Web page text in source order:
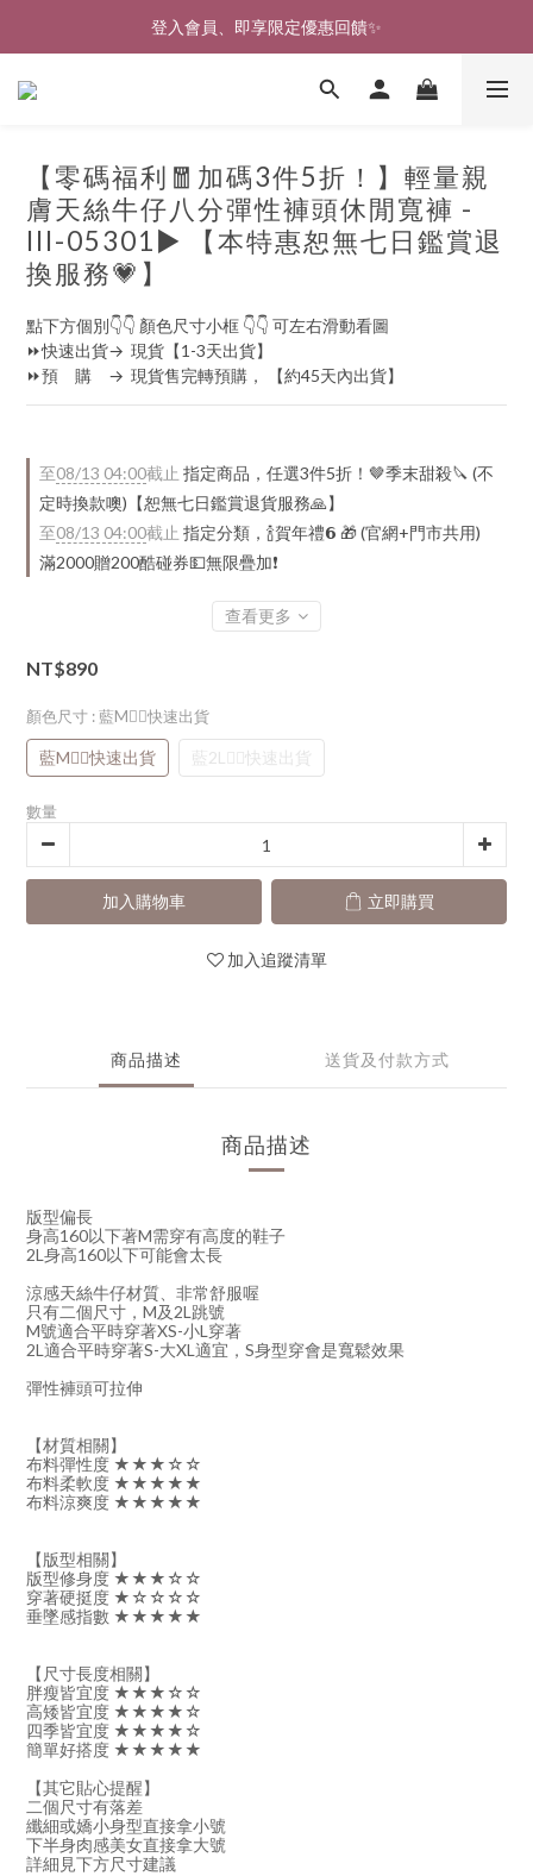
🎉新北淡水實體門市🤗歡迎蒞臨試穿🎉
登入會員、即享限定優惠回饋✨
【零碼福利🧧加碼3件5折！】輕量親
膚天絲牛仔八分彈性褲頭休閒寬褲 -
lll-05301▶ 【本特惠恕無七日鑑賞退
換服務💗】
點下方個別👇👇 顏色尺寸小框 👇👇 可左右滑動看圖
⏩快速出貨→  現貨【1-3天出貨】
⏩預　購　→  現貨售完轉預購， 【約45天內出貨】
至08/13 04:00截止 指定商品，任選3件5折！🤎季末甜殺🔪 (不
定時換款噢)【恕無七日鑑賞退貨服務🙏】
至08/13 04:00截止 指定分類，🍾賀年禮️𝟲 🎁 (官網+門市共用)
滿2000贈200酷碰券💵無限疊加❗
查看更多
NT$890
顏色尺寸 : 藍M👈🏻快速出貨
藍M👈🏻快速出貨 藍2L👈🏻快速出貨
數量
加入購物車 立即購買
加入追蹤清單
商品描述 送貨及付款方式
商品描述
版型偏長
身高160以下著M需穿有高度的鞋子
2L身高160以下可能會太長
涼感天絲牛仔材質、非常舒服喔
只有二個尺寸，M及2L跳號
M號適合平時穿著XS-小L穿著
2L適合平時穿著S-大XL適宜，S身型穿會是寬鬆效果
彈性褲頭可拉伸
【材質相關】
布料彈性度 ★★★☆☆
布料柔軟度 ★★★★★
布料涼爽度 ★★★★★
【版型相關】
版型修身度 ★★★☆☆
穿著硬挺度 ★☆☆☆☆
垂墜感指數 ★★★★★
【尺寸長度相關】
胖瘦皆宜度 ★★★☆☆
高矮皆宜度 ★★★★☆
四季皆宜度 ★★★★☆
簡單好搭度 ★★★★★
【其它貼心提醒】
二個尺寸有落差
纖細或嬌小身型直接拿小號
下半身肉感美女直接拿大號
詳細見下方尺寸建議